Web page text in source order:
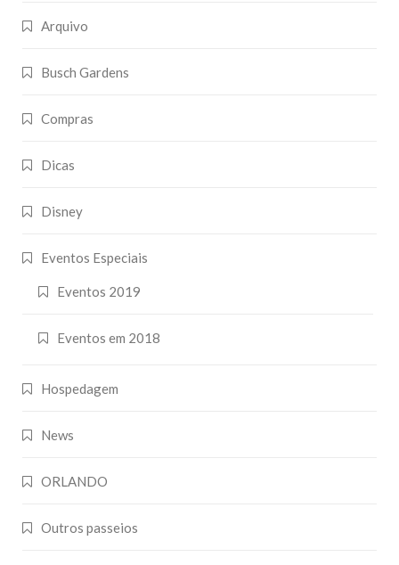
Arquivo
Busch Gardens
Compras
Dicas
Disney
Eventos Especiais
Eventos 2019
Eventos em 2018
Hospedagem
News
ORLANDO
Outros passeios